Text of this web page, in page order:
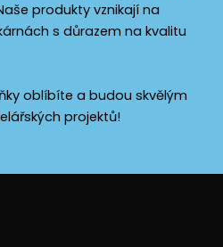
produkty vznikají na
s důrazem na kvalitu
oblíbíte a budou skvělým
projektů!